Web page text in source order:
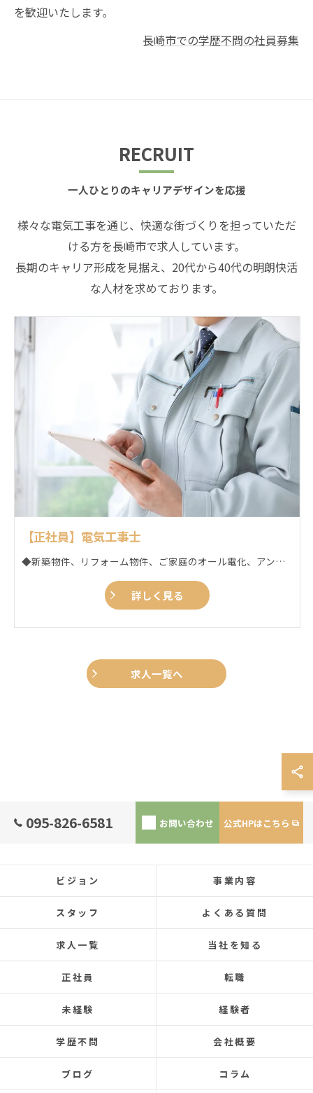
を歓迎いたします。
長崎市での学歴不問の社員募集
一人ひとりのキャリアデザインを応援
RECRUIT
様々な電気工事を通じ、快適な街づくりを担っていただ
ける方を長崎市で求人しています。
長期のキャリア形成を見据え、20代から40代の明朗快活
な人材を求めております。
【正社員】電気工事士
◆新築物件、リフォーム物件、ご家庭のオール電化、アンテナ、エアコンなどの各種工事 ◆店舗や工場での太陽光発電システム、エアコン、配線、LED照明などの各種工事 ＜具体的には＞ ◆新築物件、リフォーム物件、ご家庭のオール電化、アンテナ、エアコンなどの各種工事 ◆店舗や工場での太陽光発電システム、エアコン、配線、LED照明などの各種工事 ＜担当エリア＞ 長崎市･佐世保市･島原市･ 諫早市･大村市･西海市･雲仙市･南島原市･長与町･時津町 ＜業務の特徴＞ ◎当社の工事のほとんどが利用者様のところでの作業となります。 直接感謝の言葉を頂く事も多く、やりがいも感じながらお仕事できます！ ◎当社の大きな特長は、大小さまざまな内容、規模の工事に関われる部分。 地域密着型の企業なので、エアコンの取付工事を例に出すと、個人宅の小さいものから、工場用の大きなものまでを扱っており、多くの経験が積めるので、スキルアップにもつながります。 さらに、機材の導入からメンテナンスまでを一手に行っているため、あなたのスキルで地域社会が抱える問題を直接解決することができ、やりがいに繋がります！ <アピールポイント> ★業務拡大のための増員募集です ★各種手当が充実(下記参照) ★業務支援システム導入により作業効率◎ ★社員全員に社用iPhoneを支給 当社は一般住宅から店舗や工場等までの幅広く電気工事を行っている会社です。 現場の比率は"一般住宅と店舗・工場等の比率は５:５の割合です。 今は社長も現役プレイヤーとして熟練の技術を継承しながら現場で頑張っています。 近年では一般住宅からの工事要請が急増しており、長崎の地域に根差しつつ、困ったことがあれば気軽に声をかけてもらえるような企業を目指しています。
詳しく見る
求人一覧へ
095-826-6581 お問い合わせ 公式HPはこちら
ビジョン 事業内容
スタッフ よくある質問
求人一覧 当社を知る
正社員 転職
未経験 経験者
学歴不問 会社概要
ブログ コラム